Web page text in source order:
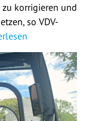
korrigieren und
so VDV-